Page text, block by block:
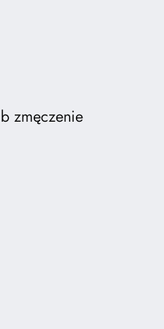
zmęczenie